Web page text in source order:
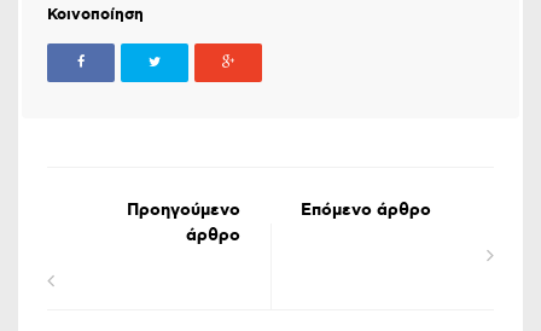
Κοινοποίηση
Προηγούμενο
άρθρο
Επόμενο άρθρο